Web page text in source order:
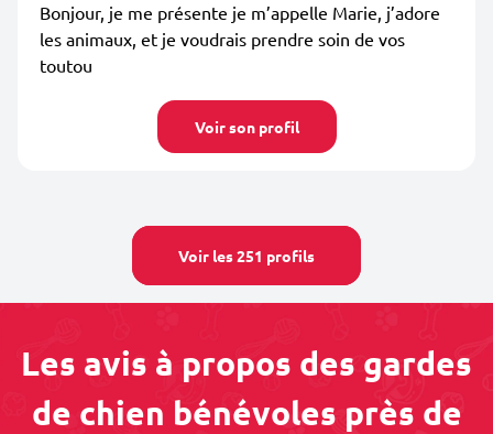
Bonjour, je me présente je m’appelle Marie, j’adore
les animaux, et je voudrais prendre soin de vos
toutou
Voir son profil
Voir les 251 profils
Les avis à propos des gardes
de chien bénévoles près de